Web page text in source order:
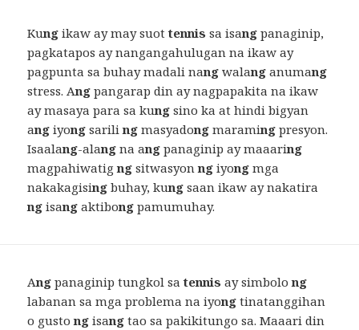
Kung ikaw ay may suottennis sa isang panaginip,
pagkatapos ay nangangahulugan na ikaw ay
pagpunta sa buhay madali nang walang anumang
stress. Ang pangarap din ay nagpapakita na ikaw
ay masaya para sa kung sino ka at hindi bigyan
ang iyong sariling masyadong maraming presyon.
Isaalang-alang na ang panaginip ay maaaring
magpahiwatigng sitwasyonng iyong mga
nakakagising buhay, kung saan ikaw ay nakatira
ng isang aktibong pamumuhay.
Ang panaginip tungkol satennis ay simbolong
labanan sa mga problema na iyong tinatanggihan
o gustong isang tao sa pakikitungo sa. Maaari din